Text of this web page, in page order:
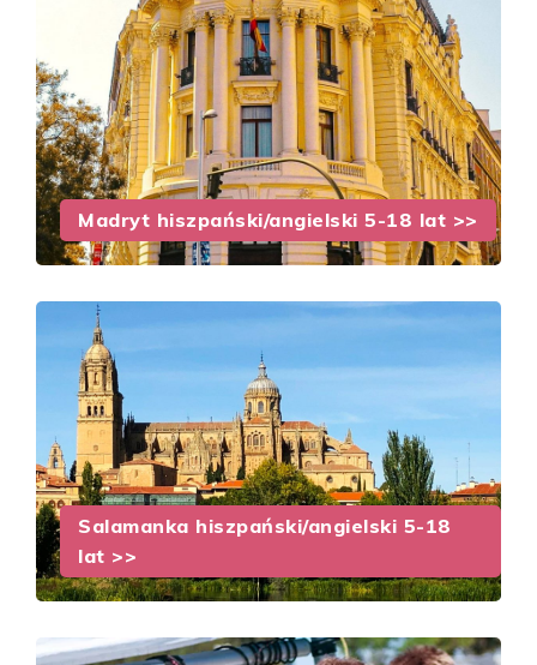
Madryt hiszpański/angielski 5-18 lat >>
Salamanka hiszpański/angielski 5-18
lat >>